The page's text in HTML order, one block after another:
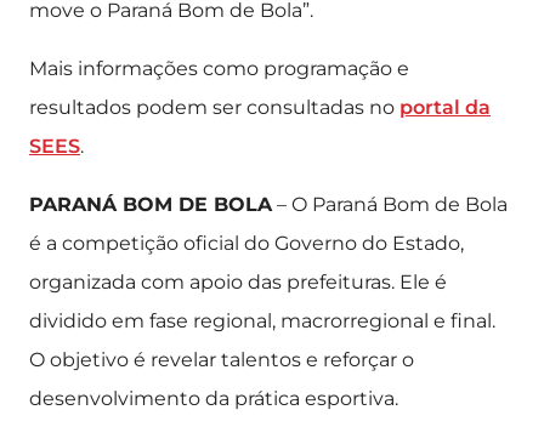
move o Paraná Bom de Bola”.
Mais informações como programação e
resultados podem ser consultadas no portal da
SEES.
PARANÁ BOM DE BOLA– O Paraná Bom de Bola
é a competição oficial do Governo do Estado,
organizada com apoio das prefeituras. Ele é
dividido em fase regional, macrorregional e final.
O objetivo é revelar talentos e reforçar o
desenvolvimento da prática esportiva.